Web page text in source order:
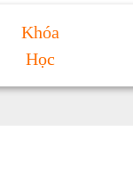
Khóa
Học